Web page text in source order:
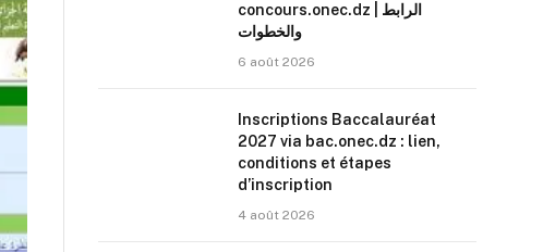
concours.onec.dz | الرابط
والخطوات
6 août 2026
Inscriptions Baccalauréat
2027 via bac.onec.dz : lien,
conditions et étapes
d’inscription
4 août 2026